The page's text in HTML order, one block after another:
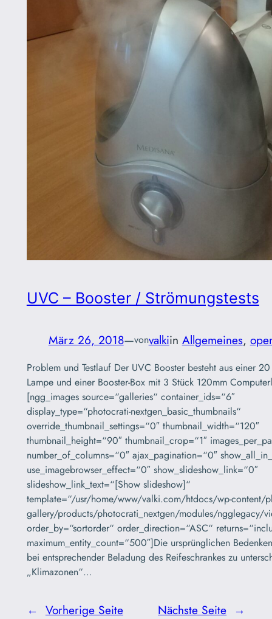
UVC – Booster / Strömungstests
März 26, 2018—vonvalkiin Allgemeines,
Problem und Testlauf Der UVC Booster besteht aus einer
Lampe und einer Booster-Box mit 3 Stück 120mm
[ngg_images source=“galleries“ container_ids=“6″
display_type=“photocrati-nextgen_basic_thumbnails“
override_thumbnail_settings=“0″ thumbnail_width=“120″
thumbnail_height=“90″ thumbnail_crop=“1″
number_of_columns=“0″ ajax_pagination=“0″
use_imagebrowser_effect=“0″ show_slideshow_link=“0″
slideshow_link_text=“[Show slideshow]“
template=“/usr/home/www/valki.com/htdocs/wp-content/
gallery/products/photocrati_nextgen/modules/ngglegacy/
order_by=“sortorder“ order_direction=“ASC“
maximum_entity_count=“500″]Die ursprünglichen
bei entsprechender Beladung des Reifeschrankes zu
„Klimazonen“…
← Vorherige Seite Nächste Seite →